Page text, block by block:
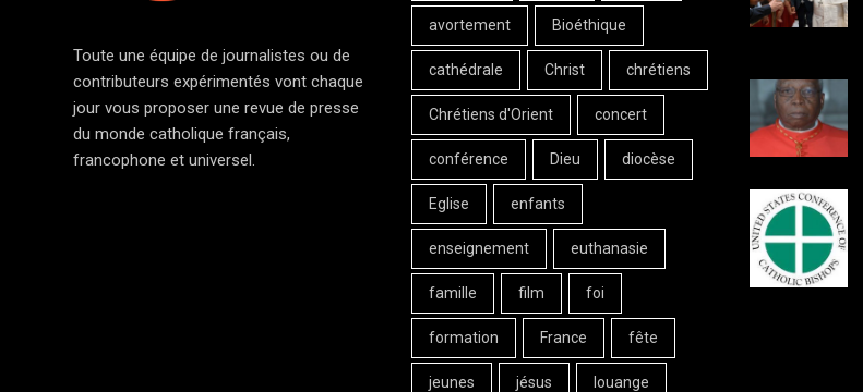
Toute une équipe de journalistes ou de
contributeurs expérimentés vont chaque
jour vous proposer une revue de presse
du monde catholique français,
francophone et universel.
avortement Bioéthique
cathédrale Christ chrétiens
Chrétiens d'Orient concert
conférence Dieu diocèse
Eglise enfants
enseignement euthanasie
famille film foi
formation France fête
jeunes jésus louange